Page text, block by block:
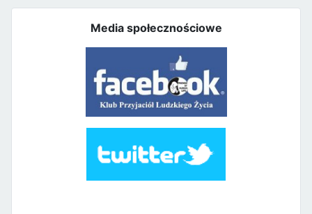
Media społecznościowe